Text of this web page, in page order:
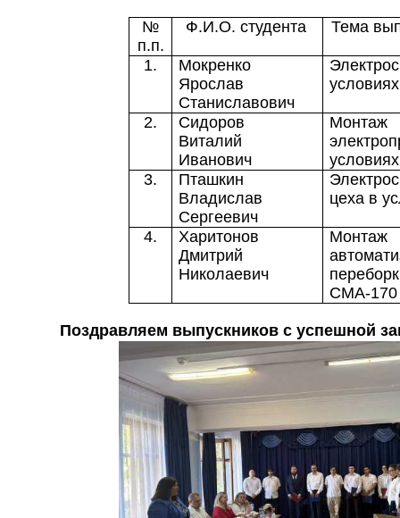
№
п.п.
Ф.И.О. студента Тема
1.
Мокренко
Ярослав
Станиславович
2.
Сидоров
Виталий
Иванович
3.
Пташкин
Владислав
Сергеевич
цеха в
4.
Харитонов
Дмитрий
Николаевич
СМА-170
Поздравляем выпускников с успешной